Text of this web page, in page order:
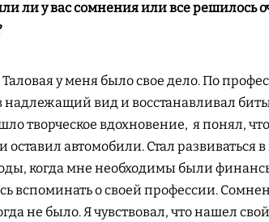
ли у вас сомнения или все решилось
Таловая у меня было свое дело. По
вид и восстанавливал
творческое вдохновение, я понял,
оставил автомобили. Стал развиваться
когда мне необходимы были
вспоминать о своей профессии.
не было. Я чувствовал, что нашел